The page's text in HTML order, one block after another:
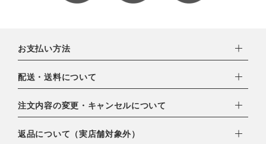
お支払い方法
下記お支払い方法よりお選びいただけます。
・クレジットカード（VISA,mastercard,JCB,AMERICAN
EXPRESS,Diners Club）
・amazonペイメント
・楽天ペイ
配送・送料について
配達業者：日本郵便
北海道：1,400円
注文内容の変更・キャンセルについて
ご注文日当日から翌日のAM9:00までにご連絡頂いた場合はキャ
返品について（実店舗対象外）